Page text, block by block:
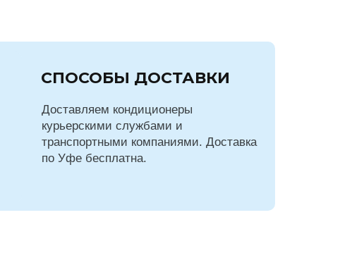
Доставляем кондиционеры
курьерскими службами и
транспортными компаниями. Доставка
по Уфе бесплатна.
СПОСОБЫ ДОСТАВКИ